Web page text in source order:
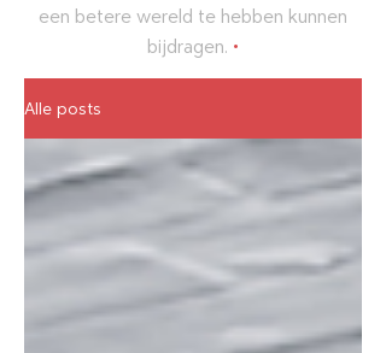
een betere wereld te hebben kunnen
bijdragen. •
Alle posts